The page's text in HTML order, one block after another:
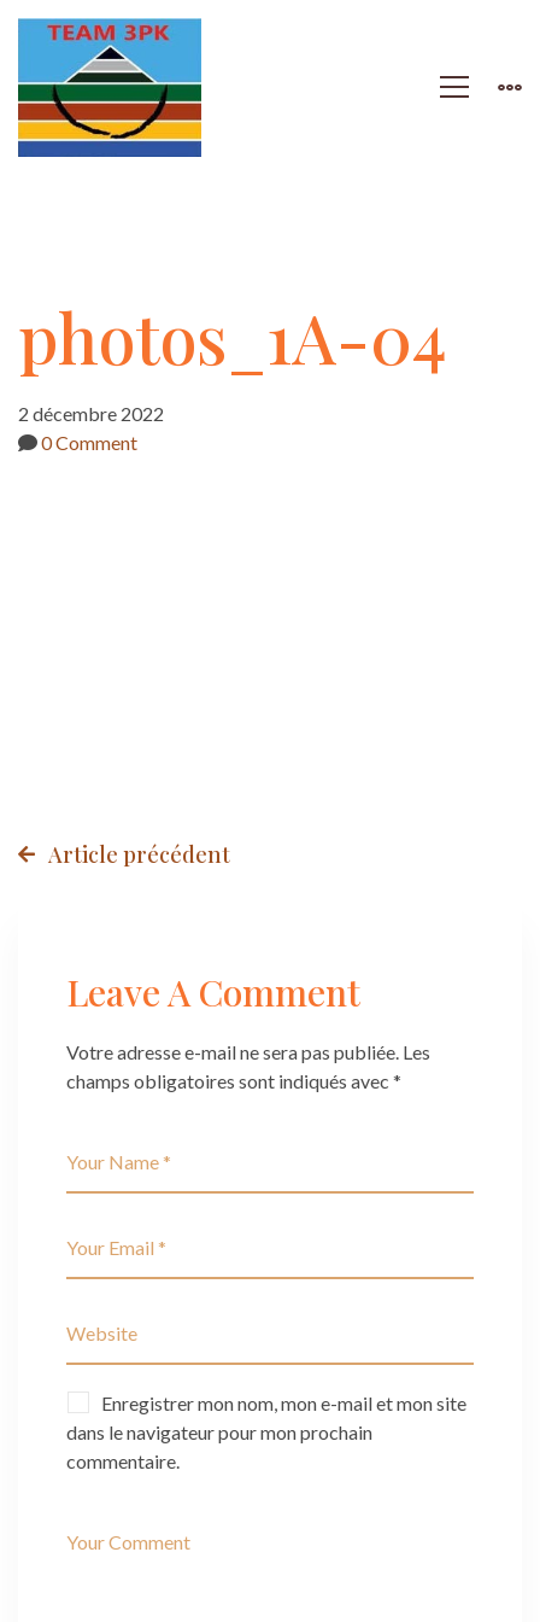
photos_1A-
04
photos_1A-04
2 décembre 2022
0 Comment
Post
Article précédent
Leave A Comment
Votre adresse e-mail ne sera pas publiée. Les
champs obligatoires sont indiqués avec *
Enregistrer mon nom, mon e-mail et mon site
dans le navigateur pour mon prochain
commentaire.